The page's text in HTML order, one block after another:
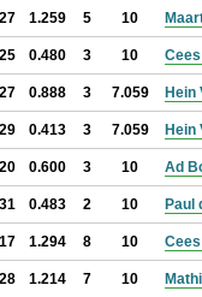
27 1.259 5 10
25 0.480 3 10
27 0.888 3 7.059 Hein
29 0.413 3 7.059 Hein
20 0.600 3 10 Ad
31 0.483 2 10 Paul
17 1.294 8 10
28 1.214 7 10